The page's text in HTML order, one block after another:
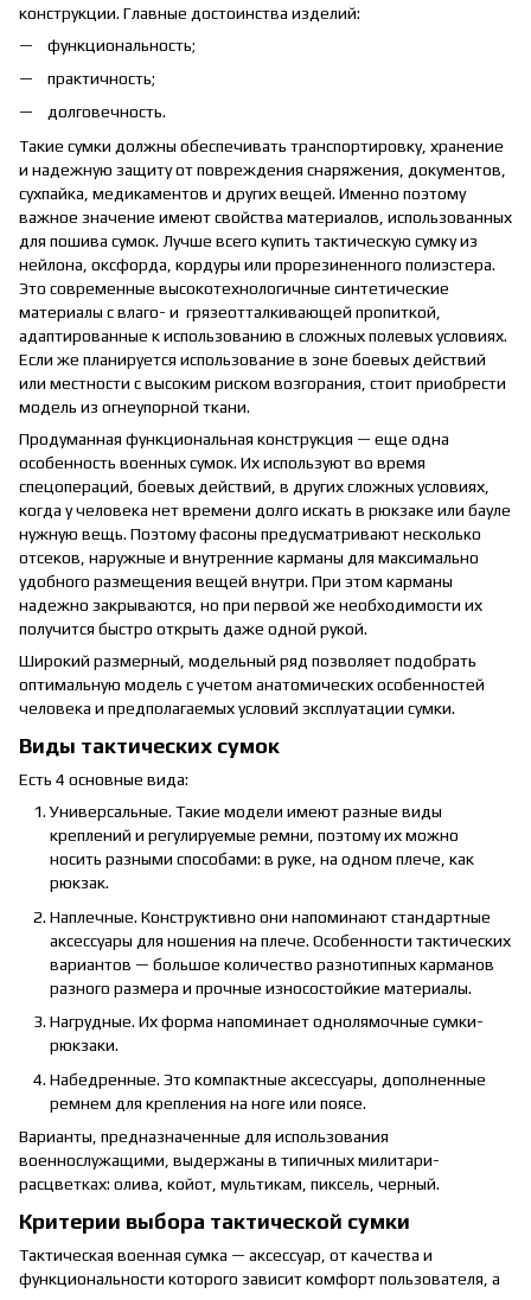
конструкции. Главные достоинства изделий:
функциональность;
практичность;
долговечность.
Такие сумки должны обеспечивать транспортировку, хранение
и надежную защиту от повреждения снаряжения, документов,
сухпайка, медикаментов и других вещей. Именно поэтому
важное значение имеют свойства материалов, использованных
для пошива сумок. Лучше всего купить тактическую сумку из
нейлона, оксфорда, кордуры или прорезиненного полиэстера.
Это современные высокотехнологичные синтетические
материалы с влаго- и грязеотталкивающей пропиткой,
адаптированные к использованию в сложных полевых условиях.
Если же планируется использование в зоне боевых действий
или местности с высоким риском возгорания, стоит приобрести
модель из огнеупорной ткани.
Продуманная функциональная конструкция — еще одна
особенность военных сумок. Их используют во время
спецопераций, боевых действий, в других сложных условиях,
когда у человека нет времени долго искать в рюкзаке или бауле
нужную вещь. Поэтому фасоны предусматривают несколько
отсеков, наружные и внутренние карманы для максимально
удобного размещения вещей внутри. При этом карманы
надежно закрываются, но при первой же необходимости их
получится быстро открыть даже одной рукой.
Широкий размерный, модельный ряд позволяет подобрать
оптимальную модель с учетом анатомических особенностей
человека и предполагаемых условий эксплуатации сумки.
Виды тактических сумок
Есть 4 основные вида:
Универсальные. Такие модели имеют разные виды
креплений и регулируемые ремни, поэтому их можно
носить разными способами: в руке, на одном плече, как
рюкзак.
Наплечные. Конструктивно они напоминают стандартные
аксессуары для ношения на плече. Особенности тактических
вариантов — большое количество разнотипных карманов
разного размера и прочные износостойкие материалы.
Нагрудные. Их форма напоминает однолямочные сумки-
рюкзаки.
Набедренные. Это компактные аксессуары, дополненные
ремнем для крепления на ноге или поясе.
Варианты, предназначенные для использования
военнослужащими, выдержаны в типичных милитари-
расцветках: олива, койот, мультикам, пиксель, черный.
Критерии выбора тактической сумки
Тактическая военная сумка — аксессуар, от качества и
функциональности которого зависит комфорт пользователя, а